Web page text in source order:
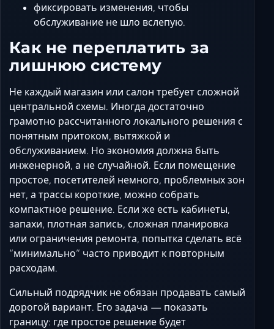
фиксировать изменения, чтобы
обслуживание не шло вслепую.
Как не переплатить за
лишнюю систему
Не каждый магазин или салон требует сложной
центральной схемы. Иногда достаточно
грамотно рассчитанного локального решения с
понятным притоком, вытяжкой и
обслуживанием. Но экономия должна быть
инженерной, а не случайной. Если помещение
простое, посетителей немного, проблемных зон
нет, а трассы короткие, можно собрать
компактное решение. Если же есть кабинеты,
запахи, плотная запись, сложная планировка
или ограничения ремонта, попытка сделать всё
“минимально” часто приводит к повторным
расходам.
Сильный подрядчик не обязан продавать самый
дорогой вариант. Его задача — показать
границу: где простое решение будет